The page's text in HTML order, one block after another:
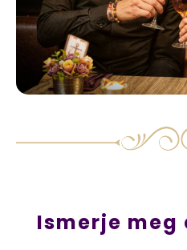
Ismerje